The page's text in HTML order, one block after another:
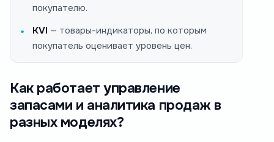
покупателю.
KVI — товары-индикаторы, по которым
покупатель оценивает уровень цен.
Как работает управление
запасами и аналитика продаж в
разных моделях?